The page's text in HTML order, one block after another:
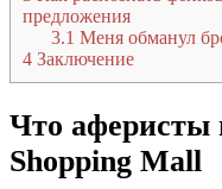
предложения
3.1 Меня обманул
4 Заключение
Что аферисты
Shopping Mall